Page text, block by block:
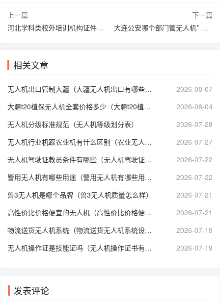
上一篇
河北学科类校外培训机构证件办理（河北省校外培训机构治理专项行动方案）
下一篇
大连公安哪个部门管无人机* 好（大连无人机招聘是真的假的）
相关文章
无人机出口管制大疆（大疆无人机出口有哪些管制）
2026-08-07
大疆t20植保无人机全套价格多少（大疆t20植保无人机技术参数）
2026-08-04
无人机分级标准规范（无人机等级划分表）
2026-07-28
无人机行业机跟农业机有什么区别（农业无人机属于什么分类）
2026-07-27
无人机驾驶证教员条件有哪些（无人机驾驶证培训师资要求）
2026-07-22
警用无人机有哪些用途（警用无人机有哪些用途呢）
2026-07-22
兽3无人机是哪个品牌（兽3无人机质量怎么样）
2026-07-21
高性价比价格便宜的无人机（高性价比价格便宜的无人机推荐）
2026-07-21
物流送货无人机系统（物流送货无人机系统设计）
2026-07-19
无人机操作证是技能证吗（无人机操作证书有哪些）
2026-07-19
发表评论